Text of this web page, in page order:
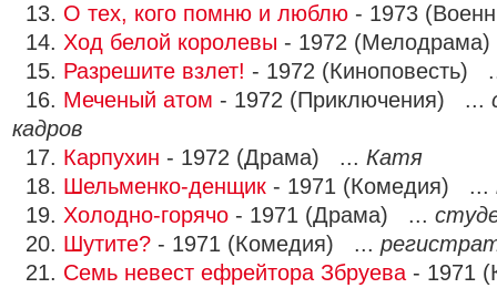
13. О тех, кого помню и люблю - 1973
14. Ход белой королевы - 1972
15. Разрешите взлет! - 1972 (Киноповесть)
16. Меченый атом - 1972 (Приключения) ...
кадров
17. Карпухин - 1972 (Драма) ... Катя
18. Шельменко-денщик - 1971 (Комедия) ...
19. Холодно-горячо - 1971 (Драма) ...
20. Шутите? - 1971 (Комедия) ...
21. Семь невест ефрейтора Збруева - 1971